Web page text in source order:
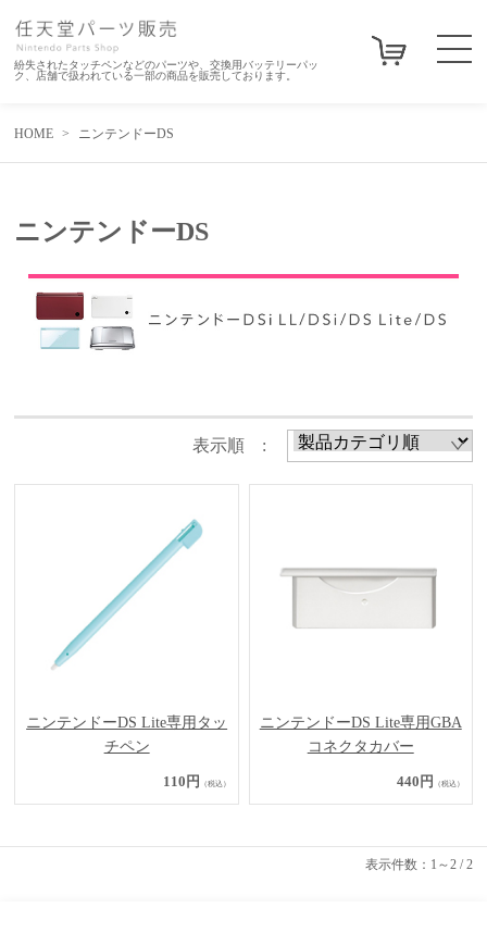
紛失されたタッチペンなどのパーツや、交換用バッテリーパッ
ク、店舗で扱われている一部の商品を販売しております。
HOME ニンテンドーDS
ニンテンドーDS
表示順 :
ニンテンドーDS Lite専用タッ
チペン
110円 （税込）
ニンテンドーDS Lite専用GBA
コネクタカバー
440円 （税込）
表示件数：1～2 / 2